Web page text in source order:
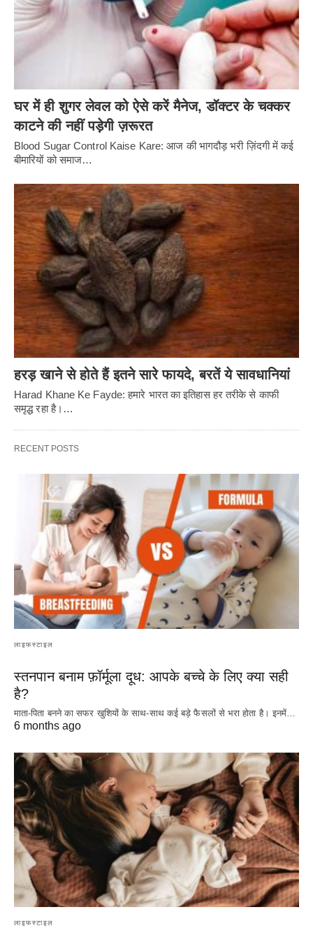
घर में ही शुगर लेवल को ऐसे करें मैनेज, डॉक्टर के चक्कर
काटने की नहीं पड़ेगी ज़रूरत
Blood Sugar Control Kaise Kare: आज की भागदौड़ भरी ज़िंदगी में कई
बीमारियों को समाज…
हरड़ खाने से होते हैं इतने सारे फायदे, बरतें ये सावधानियां
Harad Khane Ke Fayde: हमारे भारत का इतिहास हर तरीके से काफी
समृद्ध रहा है।…
RECENT POSTS
लाइफस्टाइल
स्तनपान बनाम फ़ॉर्मूला दूध: आपके बच्चे के लिए क्या सही
है?
माता-पिता बनने का सफर खुशियों के साथ-साथ कई बड़े फैसलों से भरा होता है। इनमें…
6 months ago
लाइफस्टाइल